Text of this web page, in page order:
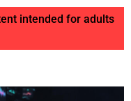
intended for adults